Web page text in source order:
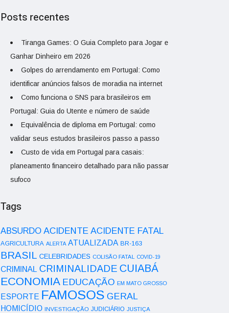
Posts recentes
Tiranga Games: O Guia Completo para Jogar e
Ganhar Dinheiro em 2026
Golpes do arrendamento em Portugal: Como
identificar anúncios falsos de moradia na internet
Como funciona o SNS para brasileiros em
Portugal: Guia do Utente e número de saúde
Equivalência de diploma em Portugal: como
validar seus estudos brasileiros passo a passo
Custo de vida em Portugal para casais:
planeamento financeiro detalhado para não passar
sufoco
Tags
ABSURDO ACIDENTE ACIDENTE FATAL
AGRICULTURA ALERTA ATUALIZADA BR-163
BRASIL CELEBRIDADES COLISÃO FATAL COVID-19
CRIMINAL CRIMINALIDADE CUIABÁ
ECONOMIA EDUCAÇÃO EM MATO GROSSO
ESPORTE FAMOSOS GERAL
HOMICÍDIO INVESTIGAÇÃO JUDICIÁRIO JUSTIÇA